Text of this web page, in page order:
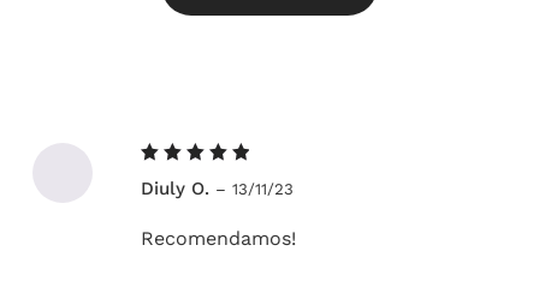
5de 5
Diuly O. – 13/11/23
Recomendamos!